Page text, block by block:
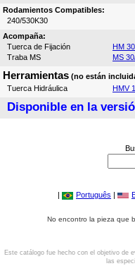
Rodamientos Compatibles:
240/530K30
Acompaña:
Tuerca de Fijación
HM
Traba MS
MS
Herramientas (no están
Tuerca Hidráulica
HMV
Disponible en la
| Português |
No encontro la pieza que
Este catálogo fue hecho con el objetivo de
las